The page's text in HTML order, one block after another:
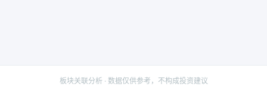
板块关联分析 · 数据仅供参考，不构成投资建议